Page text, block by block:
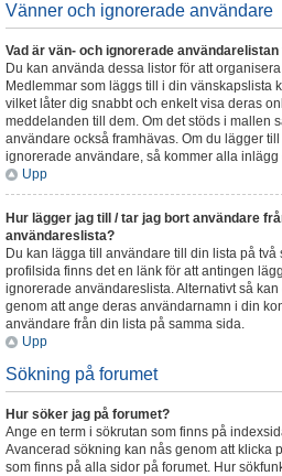
Vänner och ignorerade användare
Vad är vän- och ignorerade
Du kan använda dessa listor för att
Medlemmar som läggs till i din vänskapslista
vilket låter dig snabbt och enkelt visa deras
meddelanden till dem. Om det stöds i mallen
användare också framhävas. Om du lägger
ignorerade användare, så kommer alla
Upp
Hur lägger jag till / tar jag bort användare
användareslista?
Du kan lägga till användare till din lista på två
profilsida finns det en länk för att antingen
ignorerade användareslista. Alternativt så
genom att ange deras användarnamn i din
användare från din lista på samma sida.
Upp
Sökning på forumet
Hur söker jag på forumet?
Ange en term i sökrutan som finns på
Avancerad sökning kan nås genom att klicka
som finns på alla sidor på forumet. Hur